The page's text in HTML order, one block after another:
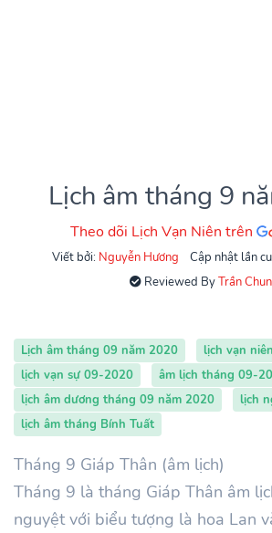
Lịch âm tháng 9
Theo dõi Lịch Vạn Niên trên
Viết bởi: Nguyễn Hương
Cập nhật lần
Reviewed ByTrần
Lịch âm tháng 09 năm 2020
lịch vạn
lịch vạn sự 09-2020
âm lịch tháng 09-
lịch âm dương tháng 09 năm 2020
lịch
lịch âm tháng Bính Tuất
Tháng 9 Giáp Thân (âm lịch)
Tháng 9 là tháng Giáp Thân âm
nguyệt với biểu tượng là hoa Lan